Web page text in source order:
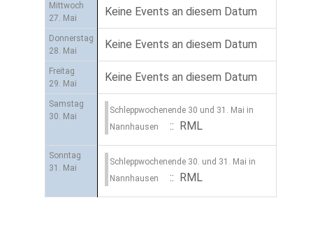
Mittwoch
27. Mai
Keine Events an diesem Datum
Donnerstag
28. Mai
Keine Events an diesem Datum
Freitag
29. Mai
Keine Events an diesem Datum
Samstag
30. Mai
Schleppwochenende 30 und 31. Mai in
Nannhausen
:: RML
Sonntag
31. Mai
Schleppwochenende 30. und 31. Mai in
Nannhausen
:: RML